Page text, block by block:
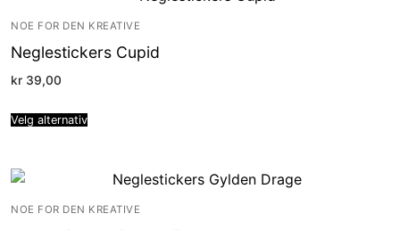
NOE FOR DEN KREATIVE
Neglestickers Cupid
kr 39,00
Velg alternativ
NOE FOR DEN KREATIVE